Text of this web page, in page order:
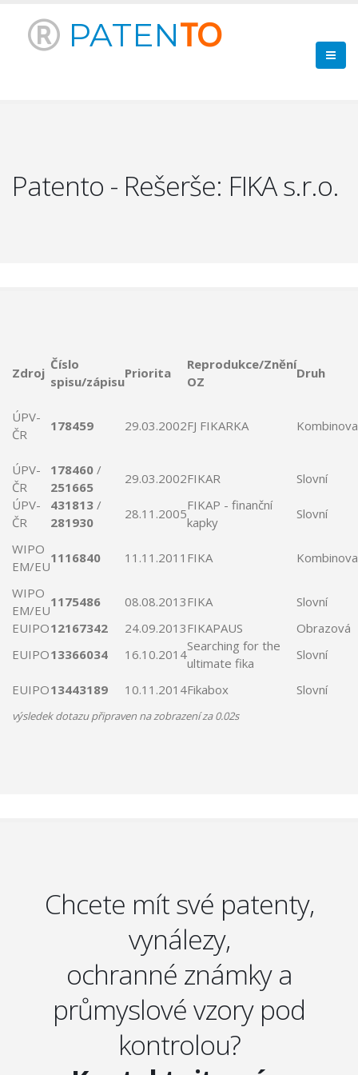
PATENTO
Patento - Rešerše: FIKA s.r.o.
Zdroj
Číslo
spisu/zápisu
Priorita
Reprodukce/Znění
OZ
Druh
ÚPV-
ČR
178459 29.03.2002FJ FIKARKA
ÚPV-
ČR
178460 /
251665
29.03.2002FIKAR
Slovní
ÚPV-
ČR
431813 /
281930
28.11.2005
FIKAP - finanční
kapky
Slovní
WIPO
EM/EU
1116840 11.11.2011 FIKA
WIPO
EM/EU
1175486 08.08.2013FIKA
Slovní
EUIPO12167342 24.09.2013FIKAPAUS
Obrazová
EUIPO13366034 16.10.2014
Searching for the
ultimate fika
Slovní
EUIPO13443189 10.11.2014Fikabox Slovní
výsledek dotazu připraven na zobrazení za 0.02s
Chcete mít své patenty,
vynálezy,
ochranné známky a
průmyslové vzory pod
kontrolou?